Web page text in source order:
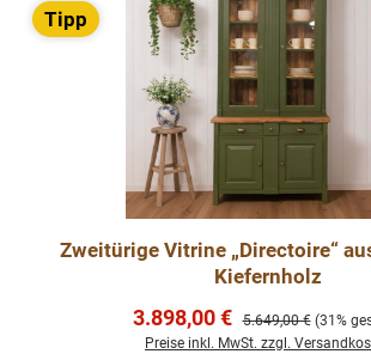
Tipp
Zweitürige Vitrine „Directoire“
Kiefernholz
Verkaufspreis:
3.898,00 € Regulärer Preis:
5.649,00 € (31%
Preise inkl. MwSt. zzgl.